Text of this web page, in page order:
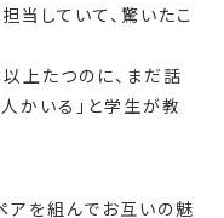
当していて、驚いたこ
上たつのに、まだ話
かいる」と学生が教
アを組んでお互いの魅